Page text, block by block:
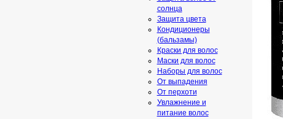
солнца
Защита цвета
Кондиционеры
(бальзамы)
Краски для волос
Маски для волос
Наборы для волос
От выпадения
От перхоти
Увлажнение и
питание волос